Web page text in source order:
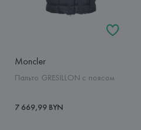
Moncler
Пальто GRESILLON с поясом
7 669,99 BYN